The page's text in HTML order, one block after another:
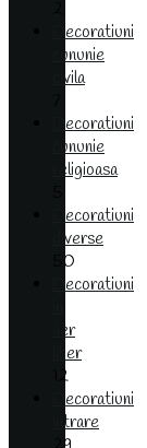
Decoratiuni
cununie
civila
Decoratiuni
cununie
religioasa
Decoratiuni
diverse
50
Decoratiuni
aer
liber
12
Decoratiuni
intrare